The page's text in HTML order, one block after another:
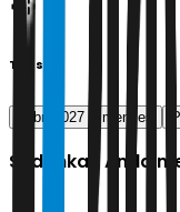
Tags
apbn 2027 menkes
Sudahkah Anda